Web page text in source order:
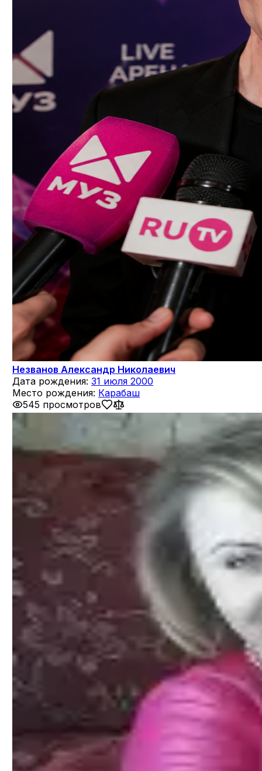
Незванов Александр Николаевич
Дата рождения: 31 июля 2000
Место рождения: Карабаш
545 просмотров